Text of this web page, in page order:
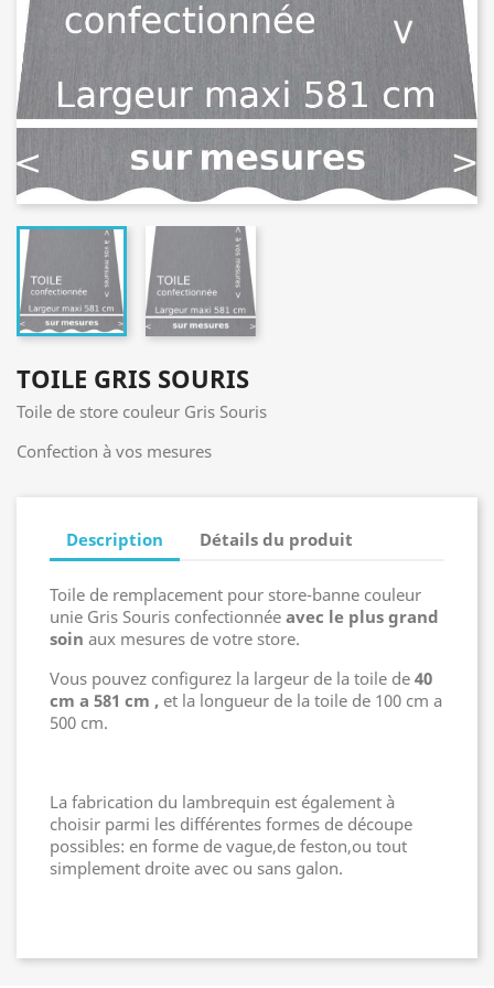
TOILE GRIS SOURIS
Toile de store couleur Gris Souris
Confection à vos mesures
Description Détails du produit
Toile de remplacement pour store-banne couleur
unie Gris Souris confectionnée avec le plus grand
soin aux mesures de votre store.
Vous pouvez configurez la largeur de la toile de 40
cm a 581 cm , et la longueur de la toile de 100 cm a
500 cm.
La fabrication du lambrequin est également à
choisir parmi les différentes formes de découpe
possibles: en forme de vague,de feston,ou tout
simplement droite avec ou sans galon.